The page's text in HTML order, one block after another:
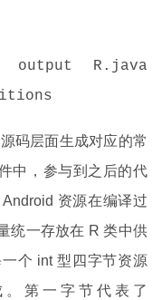
R.java
码层面生成对应的常
中，参与到之后的代
资源在编译过
统一存放在 R 类中供
个 int 型四字节资源
第一字节代表了